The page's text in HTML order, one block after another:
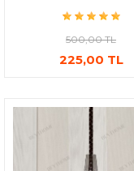
500,00 TL
225,00 TL